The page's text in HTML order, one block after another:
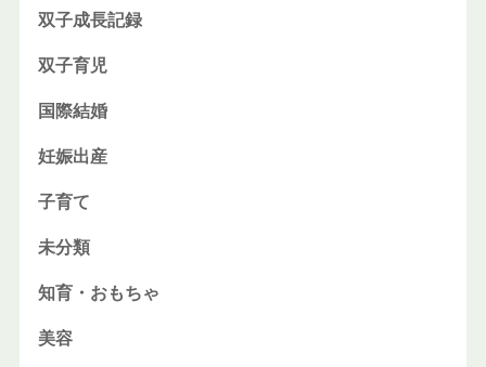
双子成長記録
双子育児
国際結婚
妊娠出産
子育て
未分類
知育・おもちゃ
美容